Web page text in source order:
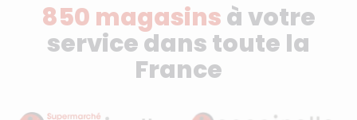
850 magasinsà votre
service dans toute la
France